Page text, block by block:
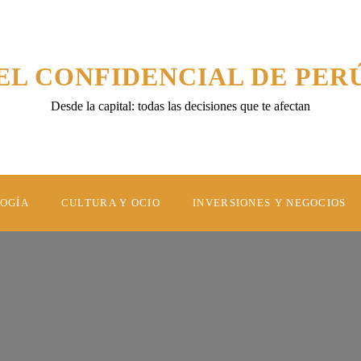
CONFIDENCIAL DE
Desde la capital: todas las decisiones que te afectan
CULTURA Y OCIO INVERSIONES Y NEGOCIOS